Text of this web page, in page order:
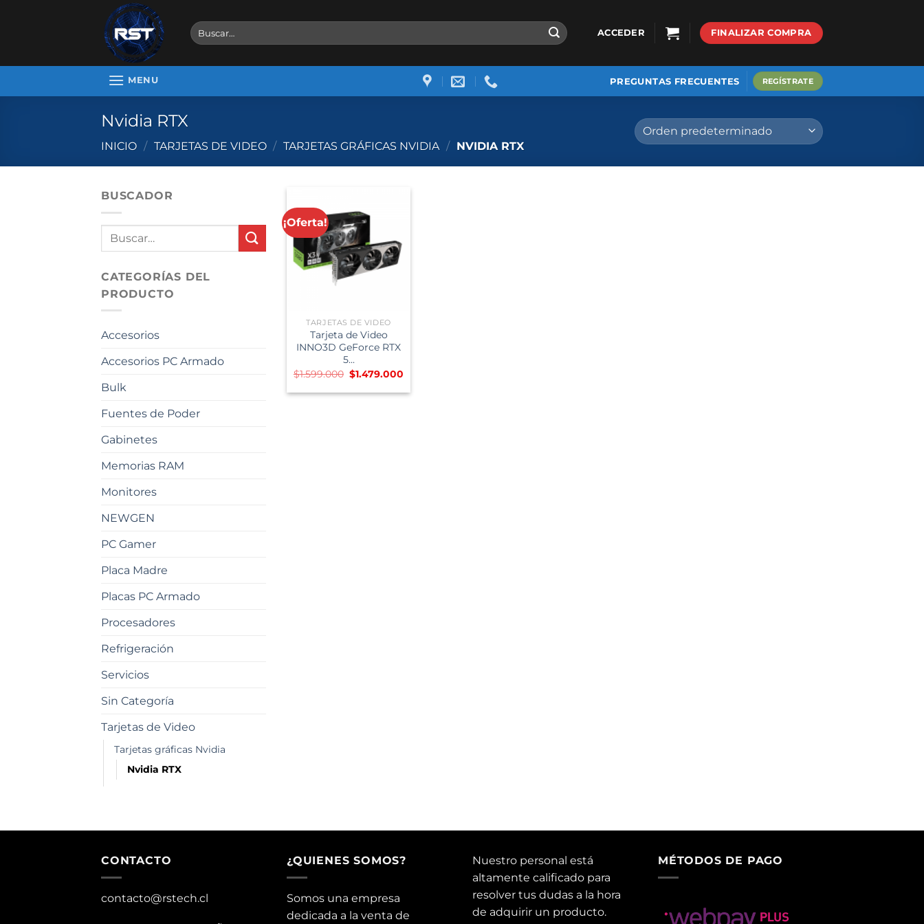
Buscar
por:
ACCEDER FINALIZAR COMPRA
MENU PREGUNTAS FRECUENTES REGÍSTRATE
Nvidia RTX
INICIO / TARJETAS DE VIDEO / TARJETAS GRÁFICAS NVIDIA / NVIDIA RTX
BUSCADOR
CATEGORÍAS DEL
PRODUCTO
Accesorios
Accesorios PC Armado
Bulk
Fuentes de Poder
Gabinetes
Memorias RAM
Monitores
NEWGEN
PC Gamer
Placa Madre
Placas PC Armado
Procesadores
Refrigeración
Servicios
Sin Categoría
Tarjetas de Video
Tarjetas gráficas Nvidia
Nvidia RTX
¡Oferta!
TARJETAS DE VIDEO
Tarjeta de Video
INNO3D GeForce RTX
5...
$1.599.000 El
precio
original
$1.479.000
actual
CONTACTO
contacto@rstech.cl
¿QUIENES SOMOS?
Somos una empresa
dedicada a la venta de
Nuestro personal está
altamente calificado para
resolver tus dudas a la hora
de adquirir un producto.
MÉTODOS DE PAGO